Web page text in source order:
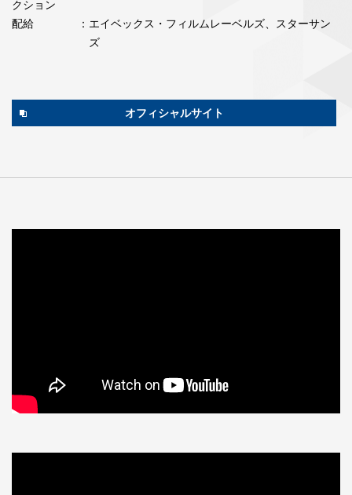
クション
配給
：エイベックス・フィルムレーベルズ、スターサン
ズ
オフィシャルサイト